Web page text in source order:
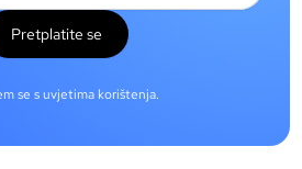
Pretplatite se
se s uvjetima korištenja.